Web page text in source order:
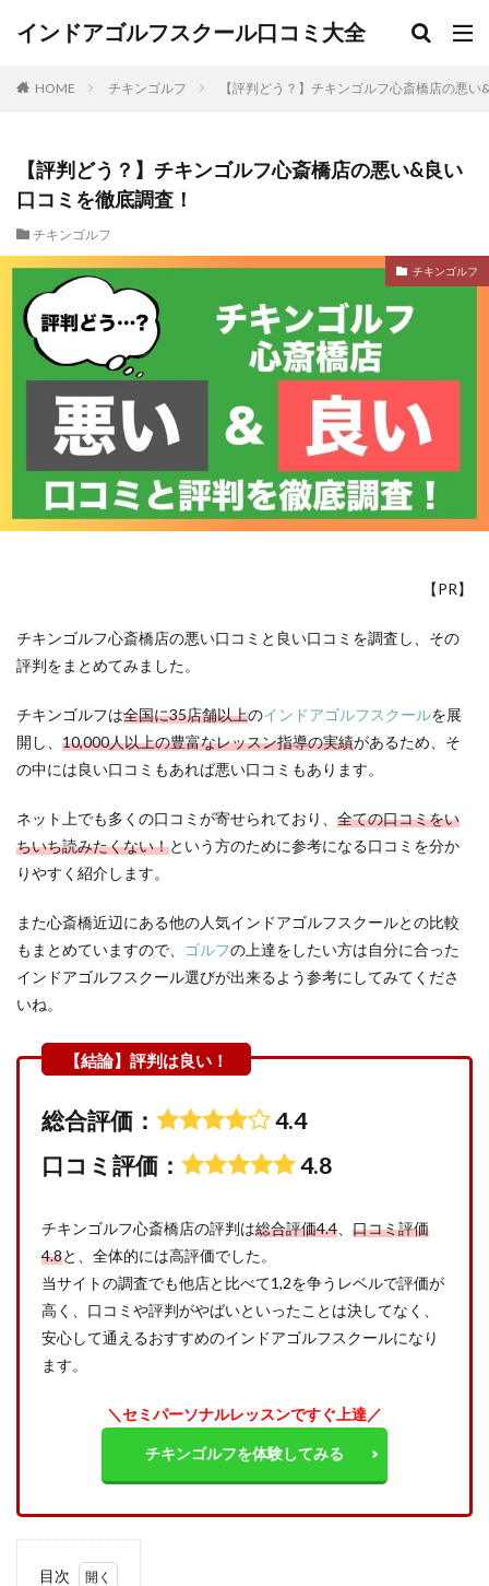
インドアゴルフスクール口コミ大全
HOME チキンゴルフ 【評判どう？】チキンゴルフ心斎橋店の悪
【評判どう？】チキンゴルフ心斎橋店の悪い&良い
口コミを徹底調査！
チキンゴルフ
チキンゴルフ
【PR】
チキンゴルフ心斎橋店の悪い口コミと良い口コミを調査し、その
評判をまとめてみました。
チキンゴルフは全国に35店舗以上のインドアゴルフスクールを展
開し、 10,000人以上の豊富なレッスン指導の実績があるため、そ
の中には良い口コミもあれば悪い口コミもあります。
ネット上でも多くの口コミが寄せられており、 全ての口コミをい
ちいち読みたくない！という方のために参考になる口コミを分か
りやすく紹介します。
また心斎橋近辺にある他の人気インドアゴルフスクールとの比較
もまとめていますので、
ゴルフの上達をしたい方は自分に合った
インドアゴルフスクール選びが出来るよう参考にしてみてくださ
いね。
総合評価：
4.4
口コミ評価：
4.8
チキンゴルフ心斎橋店の評判は総合評価4.4
口コミ評価
4.8と、全体的には高評価でした。
当サイトの調査でも他店と比べて1,2を争うレベルで評価が
高く、口コミや評判がやばいといったことは決してなく、
安心して通えるおすすめのインドアゴルフスクールになり
ます。
＼セミパーソナルレッスンですぐ上達／
チキンゴルフを体験してみる
目次